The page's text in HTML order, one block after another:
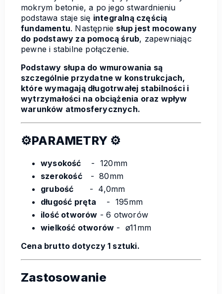
mokrym betonie, a po jego stwardnieniu
podstawa staje się integralną częścią
fundamentu. Następnie słup jest mocowany
do podstawy za pomocą śrub, zapewniając
pewne i stabilne połączenie.
Podstawy słupa do wmurowania są
szczególnie przydatne w konstrukcjach,
które wymagają długotrwałej stabilności i
wytrzymałości na obciążenia oraz wpływ
warunków atmosferycznych.
⚙️PARAMETRY ⚙️
wysokość - 120mm
szerokość - 80mm
grubość
- 4,0mm
długość pręta - 195mm
ilość otworów - 6 otworów
wielkość otworów - ø11mm
Cena brutto dotyczy 1 sztuki.
Zastosowanie